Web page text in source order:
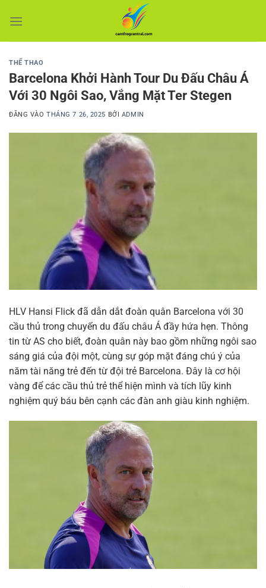
qua
THỂ THAO
Barcelona Khởi Hành Tour Du Đấu Châu Á
Với 30 Ngôi Sao, Vắng Mặt Ter Stegen
ĐĂNG VÀOTHÁNG 7 26, 2025 BỞI ADMIN
HLV Hansi Flick đã dẫn dắt đoàn quân Barcelona với 30
cầu thủ trong chuyến du đấu châu Á đầy hứa hẹn. Thông
tin từ AS cho biết, đoàn quân này bao gồm những ngôi sao
sáng giá của đội một, cùng sự góp mặt đáng chú ý của
năm tài năng trẻ đến từ đội trẻ Barcelona. Đây là cơ hội
vàng để các cầu thủ trẻ thể hiện mình và tích lũy kinh
nghiệm quý báu bên cạnh các đàn anh giàu kinh nghiệm.